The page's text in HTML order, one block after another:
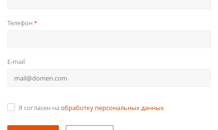
Телефон *
E-mail
Я согласен на обработку персональных данных